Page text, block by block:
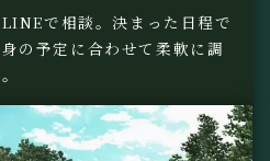
で相談。決まった日程で
の予定に合わせて柔軟に調